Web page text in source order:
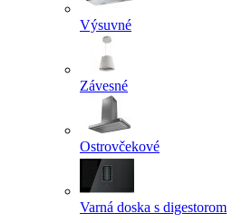
Výsuvné
Závesné
Ostrovčekové
Varná doska s digestorom